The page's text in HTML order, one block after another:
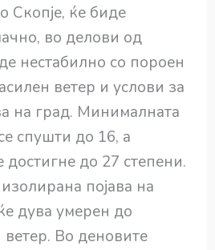
Скопје, ќе биде
во делови од
нестабилно со пороен
ветер и услови за
на град. Минималната
спушти до 16, а
достигне до 27 степени.
појава на
дува умерен до
ветер. Во деновите